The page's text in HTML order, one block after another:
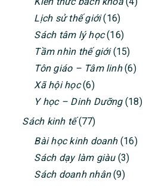
Lịch sử thế giới(16)
Sách tâm lý học(16)
Tầm nhìn thế giới(15)
Tôn giáo – Tâm linh(6)
Xã hội học(6)
Y học – Dinh Dưỡng(18)
Sách kinh tế(77)
Bài học kinh doanh(16)
Sách dạy làm giàu(3)
Sách doanh nhân(9)